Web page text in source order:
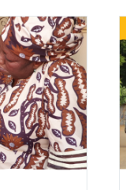
in
in
maand